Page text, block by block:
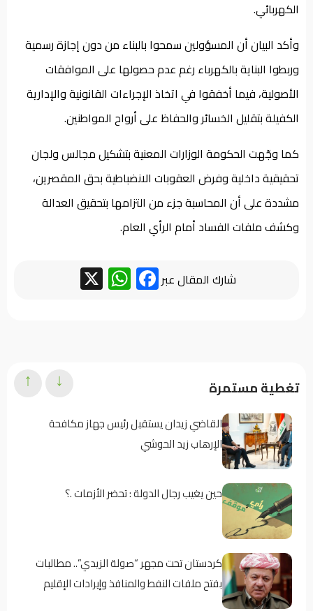
الكهربائي.
وأكد البيان أن المسؤولين سمحوا بالبناء من دون إجازة رسمية
وربطوا البناية بالكهرباء رغم عدم حصولها على الموافقات
الأصولية، فيما أخفقوا في اتخاذ الإجراءات القانونية والإدارية
الكفيلة بتقليل الخسائر والحفاظ على أرواح المواطنين.
كما وجّهت الحكومة الوزارات المعنية بتشكيل مجالس ولجان
تحقيقية داخلية وفرض العقوبات الانضباطية بحق المقصرين،
مشددة على أن المحاسبة جزء من التزامها بتحقيق العدالة
وكشف ملفات الفساد أمام الرأي العام.
شارك المقال عبر Facebook
WhatsApp
تغطية مستمرة
القاضي زيدان يستقبل رئيس جهاز مكافحة
الإرهاب زيد الحوشي
حين يغيب رجال الدولة : تحضر الأزمات .؟
كردستان تحت مجهر “صولة الزيدي”.. مطالبات
بفتح ملفات النفط والمنافذ وإيرادات الإقليم
↓
↑